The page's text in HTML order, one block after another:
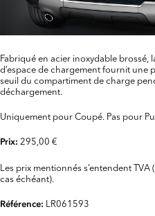
Fabriqué en acier inoxydable brossé,
d’espace de chargement fournit une
seuil du compartiment de charge
déchargement.
Uniquement pour Coupé. Pas pour
Prix: 295,00 €
Les prix mentionnés s’entendent
cas échéant).
Référence: LR061593